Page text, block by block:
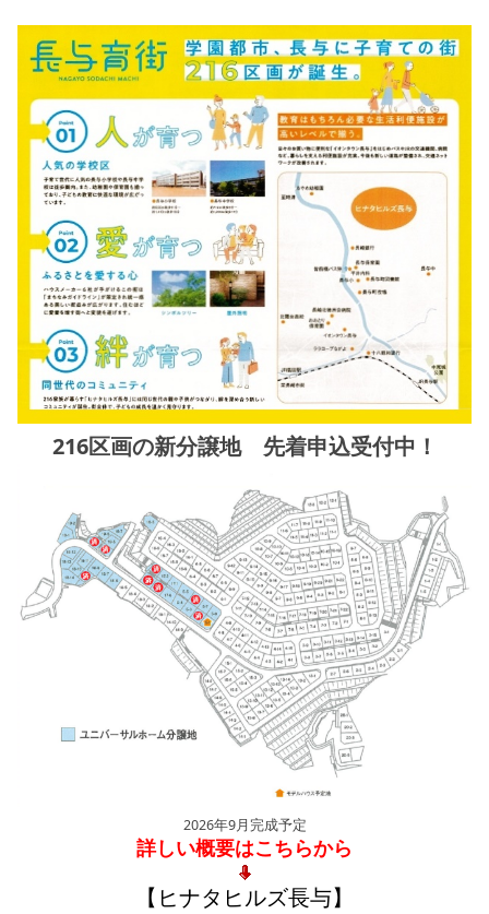
216区画の新分譲地 先着申込受付中！
2026年9月完成予定
詳しい概要はこちらから
【ヒナタヒルズ長与】